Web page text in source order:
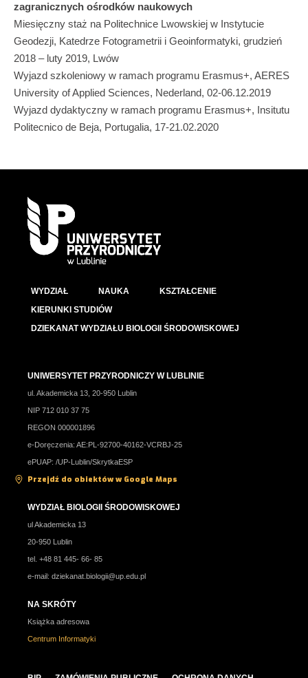
zagranicznych ośrodków naukowych
Miesięczny staż na Politechnice Lwowskiej w Instytucie
Geodezji, Katedrze Fotogrametrii i Geoinformatyki, grudzień
2018 – luty 2019, Lwów
Wyjazd szkoleniowy w ramach programu Erasmus+, AERES
University of Applied Sciences, Nederland, 02-06.12.2019
Wyjazd dydaktyczny w ramach programu Erasmus+, Insitutu
Politecnico de Beja, Portugalia, 17-21.02.2020
WYDZIAŁ NAUKA
KSZTAŁCENIE
KIERUNKI STUDIÓW
DZIEKANAT WYDZIAŁU BIOLOGII ŚRODOWISKOWEJ
UNIWERSYTET PRZYRODNICZY W LUBLINIE
ul. Akademicka 13, 20-950 Lublin
NIP 712 010 37 75
REGON 000001896
e-Doręczenia: AE:PL-92700-40162-VCRBJ-25
ePUAP: /UP-Lublin/SkrytkaESP
Przejdź do obiektów w Google Maps
WYDZIAŁ BIOLOGII ŚRODOWISKOWEJ
ul Akademicka 13
20-950 Lublin
tel. +48 81 445- 66- 85
e-mail: dziekanat.biologii@up.edu.pl
NA SKRÓTY
Książka adresowa
Centrum Informatyki